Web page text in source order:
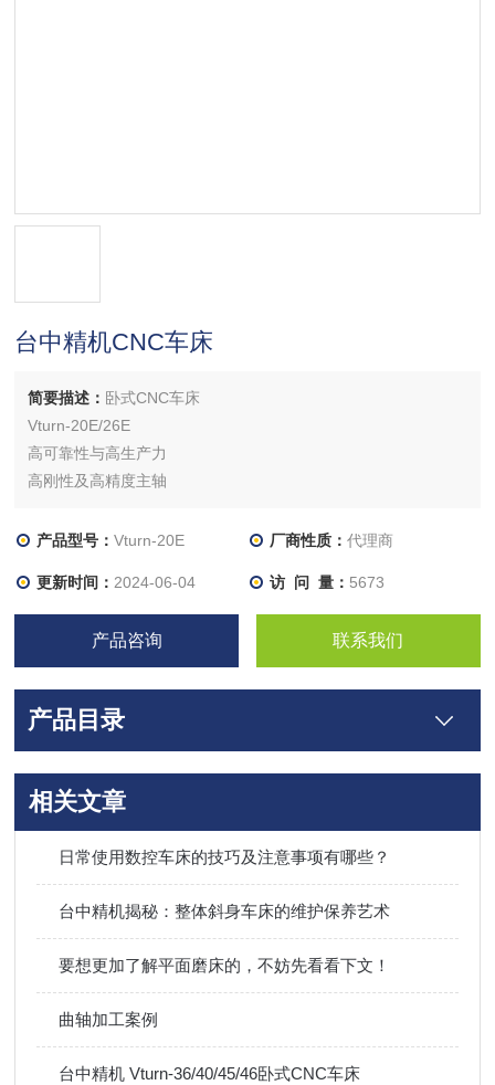
台中精机CNC车床
简要描述： 卧式CNC车床
Vturn-20E/26E
高可靠性与高生产力
高刚性及高精度主轴
可程式尾座
真正的45° 斜背式床台
可靠的Fanuc CNC控制
自动强制润滑系统
产品型号：Vturn-20E 厂商性质： 代理商
更新时间： 2024-06-04 访 问 量： 5673
产品咨询 联系我们
产品目录
相关文章
日常使用数控车床的技巧及注意事项有哪些？
台中精机揭秘：整体斜身车床的维护保养艺术
要想更加了解平面磨床的，不妨先看看下文！
曲轴加工案例
台中精机 Vturn-36/40/45/46卧式CNC车床